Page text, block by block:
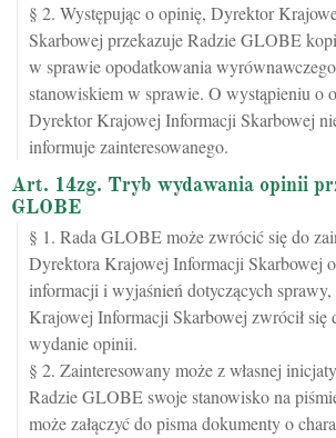
§ 2. Występując o opinię, Dyrektor
Skarbowej przekazuje Radzie GLOBE
w sprawie opodatkowania
stanowiskiem w sprawie. O wystąpieniu o
Dyrektor Krajowej Informacji Skarbowej
informuje zainteresowanego.
Art. 14zg. Tryb wydawania opinii
GLOBE
§ 1. Rada GLOBE może zwrócić się do
Dyrektora Krajowej Informacji Skarbowej
informacji i wyjaśnień dotyczących
Krajowej Informacji Skarbowej zwrócił
wydanie opinii.
§ 2. Zainteresowany może z własnej
Radzie GLOBE swoje stanowisko na
może załączyć do pisma dokumenty o